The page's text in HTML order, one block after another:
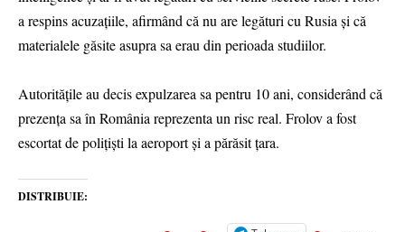
a respins acuzațiile, afirmând că nu are legături cu Rusia și că
materialele găsite asupra sa erau din perioada studiilor.
Autoritățile au decis expulzarea sa pentru 10 ani, considerând că
prezența sa în România reprezenta un risc real. Frolov a fost
escortat de polițiști la aeroport și a părăsit țara.
DISTRIBUIE: